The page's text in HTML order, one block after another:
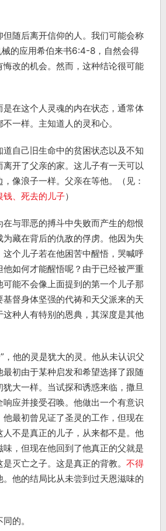
随后离开信仰的人。我们可能会称
的应用希伯来书6:4-8，自然会得
悔改的机会。然而，这种结论很可能
是在这个人灵魂的内在状态，通常体
一样。主知道人的灵和心。
自己旧生命中的贫困状态以及不知
开了父亲的家。这儿子有一天可以
像浪子一样。父亲在等他。（见：
钱、死去的儿子）
在与罪恶的搏斗中失败而产生的怨恨
藏在背后的仇敌的俘虏。他因为失
个儿子若在他困苦中醒悟，哭喊呼
如何才能醒悟呢？由于已经被严重
能不会像上面提到的第一个儿子那
督身体坚强的代祷和天父派来的天
种人有特别的恩典，其深度是其他
，他的灵是犹大的灵。他从未认识父
初由于某种启发和希望选择了跟随
大一样。当试探和诱惑来临，撒旦
应并接受召唤。他做出一个有意识
最初曾见证了圣灵的工作，但现在
人不是真正的儿子，从来都不是。他
味，但现在他回到了他真正的父就是
灭亡之子。这是真正的背教。 不得
。他的结局比从未尝到过天恩滋味的
的。